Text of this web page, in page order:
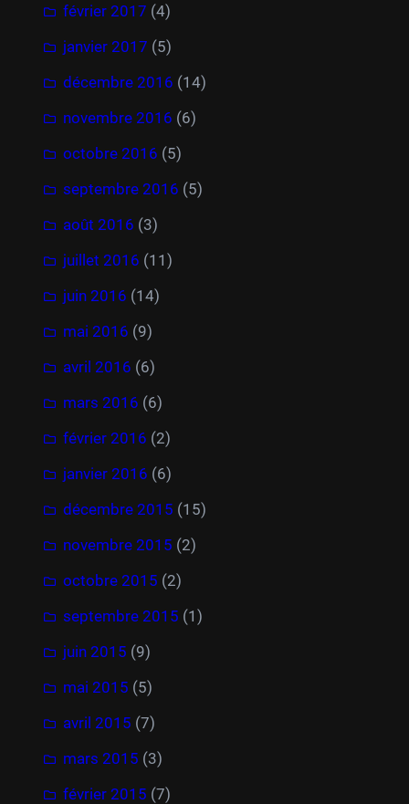
février 2017 (4)
janvier 2017 (5)
décembre 2016 (14)
novembre 2016 (6)
octobre 2016 (5)
septembre 2016 (5)
août 2016 (3)
juillet 2016 (11)
juin 2016 (14)
mai 2016 (9)
avril 2016 (6)
mars 2016 (6)
février 2016 (2)
janvier 2016 (6)
décembre 2015 (15)
novembre 2015 (2)
octobre 2015 (2)
septembre 2015 (1)
juin 2015 (9)
mai 2015 (5)
avril 2015 (7)
mars 2015 (3)
février 2015 (7)